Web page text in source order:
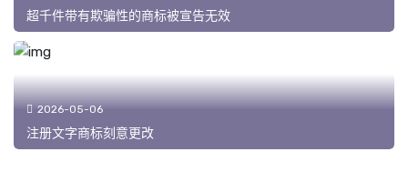
超千件带有欺骗性的商标被宣告无效
2026-05-06
注册文字商标刻意更改